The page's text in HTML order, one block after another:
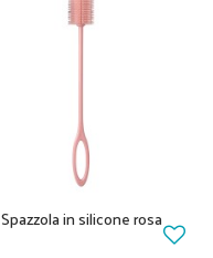
Spazzola in silicone rosa